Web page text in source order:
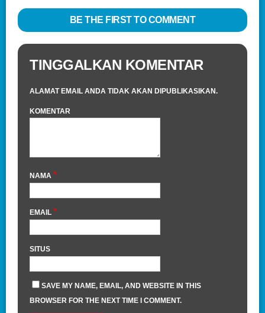
BE THE FIRST TO COMMENT
TINGGALKAN KOMENTAR
ALAMAT EMAIL ANDA TIDAK AKAN DIPUBLIKASIKAN.
KOMENTAR
NAMA *
EMAIL *
SITUS
SAVE MY NAME, EMAIL, AND WEBSITE IN THIS
BROWSER FOR THE NEXT TIME I COMMENT.